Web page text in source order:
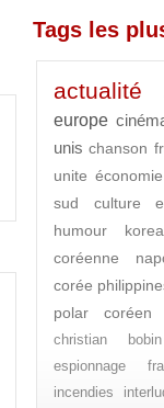
Tags les
actualité
europe
unis chanson
unite économie
sud
culture
humour
coréenne
corée
polar coréen
christian bobin
espionnage
incendies